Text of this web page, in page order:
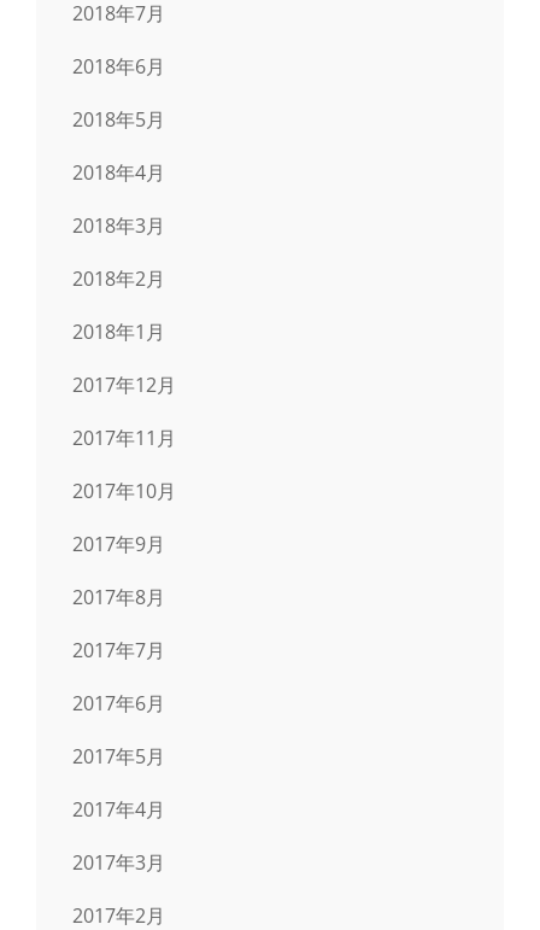
2018年7月
2018年6月
2018年5月
2018年4月
2018年3月
2018年2月
2018年1月
2017年12月
2017年11月
2017年10月
2017年9月
2017年8月
2017年7月
2017年6月
2017年5月
2017年4月
2017年3月
2017年2月